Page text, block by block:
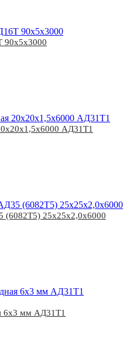
90x5x3000
АД31Т1
(6082Т5) 25x25х2,0х6000
6х3 мм АД31Т1